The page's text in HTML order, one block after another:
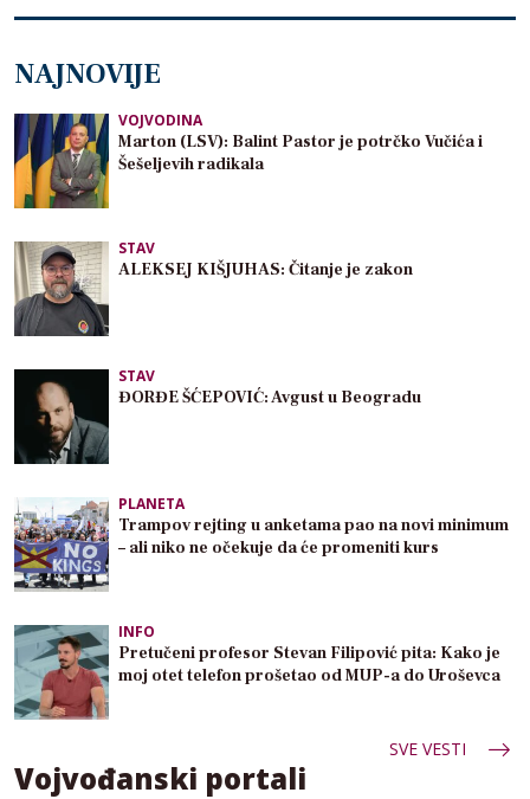
NAJNOVIJE
VOJVODINA
Marton (LSV): Balint Pastor je potrčko Vučića i
Šešeljevih radikala
STAV
ALEKSEJ KIŠJUHAS: Čitanje je zakon
STAV
ĐORĐE ŠĆEPOVIĆ: Avgust u Beogradu
PLANETA
Trampov rejting u anketama pao na novi minimum
– ali niko ne očekuje da će promeniti kurs
INFO
Pretučeni profesor Stevan Filipović pita: Kako je
moj otet telefon prošetao od MUP-a do Uroševca
SVE VESTI
Vojvođanski portali